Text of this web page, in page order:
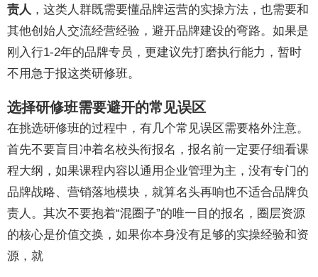
责人 ，这类人群既需要懂品牌运营的实操方法，也需要和
其他创始人交流经营经验，避开品牌建设的弯路。如果是
刚入行1-2年的品牌专员，更建议先打磨执行能力，暂时
不用急于报这类研修班。
选择研修班需要避开的常见误区
在挑选研修班的过程中，有几个常见误区需要格外注意。
首先不要盲目冲着名校头衔报名，报名前一定要仔细看课
程大纲，如果课程内容以通用企业管理为主，没有专门的
品牌战略、营销落地模块，就算名头再响也不适合品牌负
责人。其次不要抱着“混圈子”的唯一目的报名，圈层资源
的核心是价值交换，如果你本身没有足够的实操经验和资
源，就